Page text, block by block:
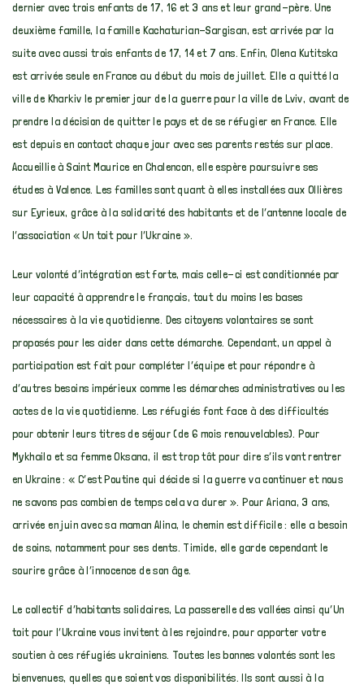
dernier avec trois enfants de 17, 16 et 3 ans et leur grand-père. Une
deuxième famille, la famille Kachaturian-Sargisan, est arrivée par la
suite avec aussi trois enfants de 17, 14 et 7 ans. Enfin, Olena Kutitska
est arrivée seule en France au début du mois de juillet. Elle a quitté la
ville de Kharkiv le premier jour de la guerre pour la ville de Lviv, avant de
prendre la décision de quitter le pays et de se réfugier en France. Elle
est depuis en contact chaque jour avec ses parents restés sur place.
Accueillie à Saint Maurice en Chalencon, elle espère poursuivre ses
études à Valence. Les familles sont quant à elles installées aux Ollières
sur Eyrieux, grâce à la solidarité des habitants et de l’antenne locale de
l’association « Un toit pour l’Ukraine ».
Leur volonté d’intégration est forte, mais celle-ci est conditionnée par
leur capacité à apprendre le français, tout du moins les bases
nécessaires à la vie quotidienne. Des citoyens volontaires se sont
proposés pour les aider dans cette démarche. Cependant, un appel à
participation est fait pour compléter l’équipe et pour répondre à
d’autres besoins impérieux comme les démarches administratives ou les
actes de la vie quotidienne. Les réfugiés font face à des difficultés
pour obtenir leurs titres de séjour (de 6 mois renouvelables). Pour
Mykhailo et sa femme Oksana, il est trop tôt pour dire s’ils vont rentrer
en Ukraine : « C’est Poutine qui décide si la guerre va continuer et nous
ne savons pas combien de temps cela va durer ». Pour Ariana, 3 ans,
arrivée en juin avec sa maman Alina, le chemin est difficile : elle a besoin
de soins, notamment pour ses dents. Timide, elle garde cependant le
sourire grâce à l’innocence de son âge.
Le collectif d’habitants solidaires, La passerelle des vallées ainsi qu’Un
toit pour l’Ukraine vous invitent à les rejoindre, pour apporter votre
soutien à ces réfugiés ukrainiens. Toutes les bonnes volontés sont les
bienvenues, quelles que soient vos disponibilités. Ils sont aussi à la